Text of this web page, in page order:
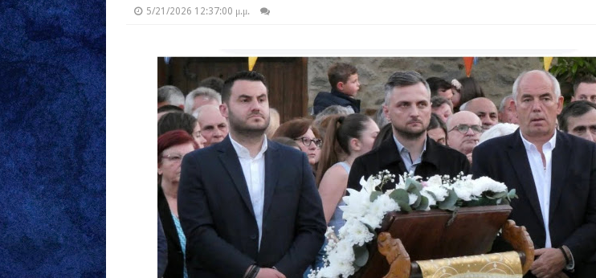
5/21/2026 12:37:00 μ.μ.